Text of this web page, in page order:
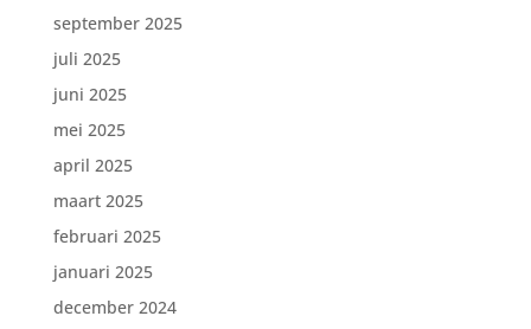
september 2025
juli 2025
juni 2025
mei 2025
april 2025
maart 2025
februari 2025
januari 2025
december 2024